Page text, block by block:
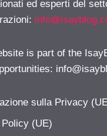
ed esperti del
is part of the
sulla Privacy
(UE)